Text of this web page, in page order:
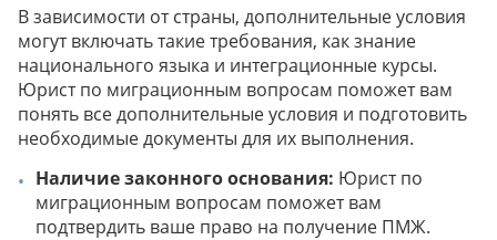
В зависимости от страны, дополнительные условия
могут включать такие требования, как знание
национального языка и интеграционные курсы.
Юрист по миграционным вопросам поможет вам
понять все дополнительные условия и подготовить
необходимые документы для их выполнения.
Наличие законного основания: Юрист по
миграционным вопросам поможет вам
подтвердить ваше право на получение ПМЖ.